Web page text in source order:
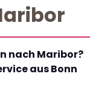
nach Maribor?
aus Bonn